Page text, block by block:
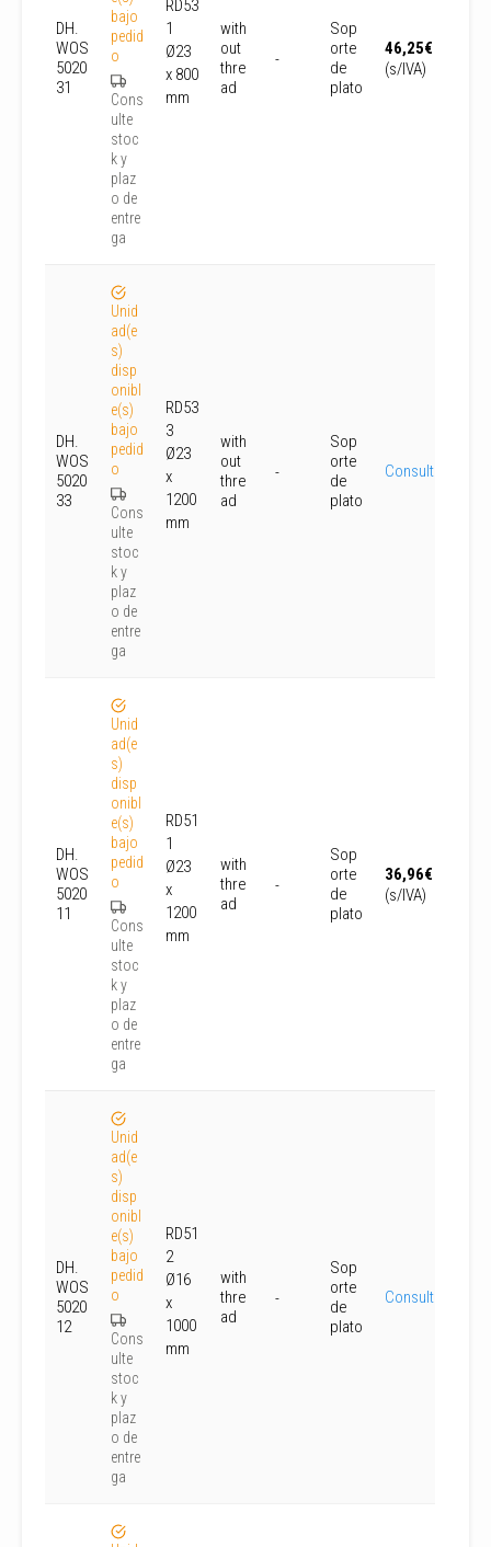
DH.
WOS
5020
31
bajo
pedid
o
Cons
ulte
stoc
k y
plaz
o de
entre
ga
RD53
1
Ø23
x 800
mm
with
out
thre
ad
-
Sop
orte
de
plato
46,25€
(s/IVA)
DH.
WOS
5020
33
Unid
ad(e
s)
disp
onibl
e(s)
bajo
pedid
o
Cons
ulte
stoc
k y
plaz
o de
entre
ga
RD53
3
Ø23
x
1200
mm
with
out
thre
ad
-
Sop
orte
de
plato
Consultar
DH.
WOS
5020
11
Unid
ad(e
s)
disp
onibl
e(s)
bajo
pedid
o
Cons
ulte
stoc
k y
plaz
o de
entre
ga
RD51
1
Ø23
x
1200
mm
with
thre
ad
-
Sop
orte
de
plato
36,96€
(s/IVA)
DH.
WOS
5020
12
Unid
ad(e
s)
disp
onibl
e(s)
bajo
pedid
o
Cons
ulte
stoc
k y
plaz
o de
entre
ga
RD51
2
Ø16
x
1000
mm
with
thre
ad
-
Sop
orte
de
plato
Consultar